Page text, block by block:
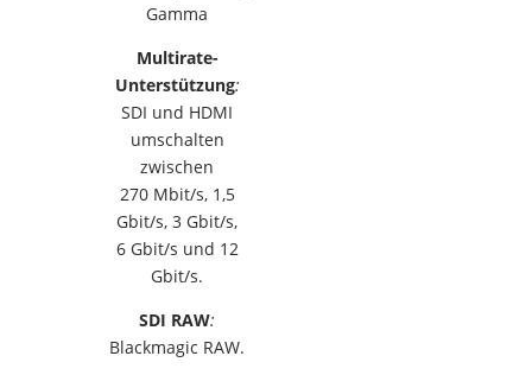
Gamma
Multirate-
Unterstützung:
SDI und HDMI
umschalten
zwischen
270 Mbit/s, 1,5
Gbit/s, 3 Gbit/s,
6 Gbit/s und 12
Gbit/s.
SDI RAW:
Blackmagic RAW.